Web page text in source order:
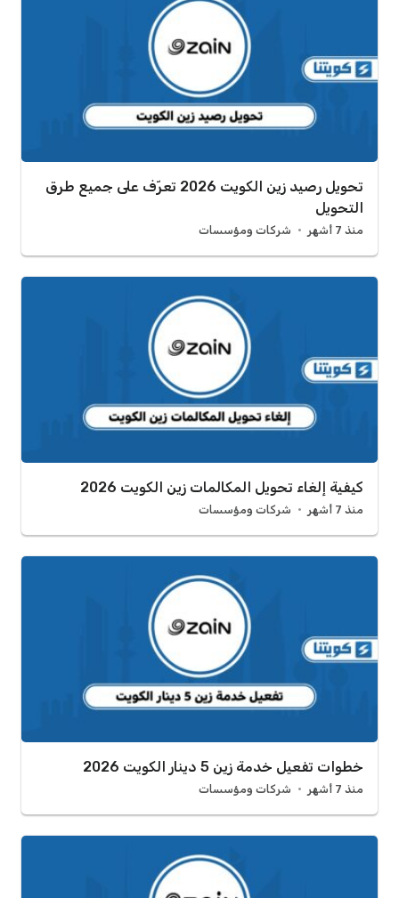
تحويل رصيد زين الكويت 2026 تعرّف على جميع طرق
التحويل
منذ 7 أشهر شركات ومؤسسات
كيفية إلغاء تحويل المكالمات زين الكويت 2026
منذ 7 أشهر شركات ومؤسسات
خطوات تفعيل خدمة زين 5 دينار الكويت 2026
منذ 7 أشهر شركات ومؤسسات